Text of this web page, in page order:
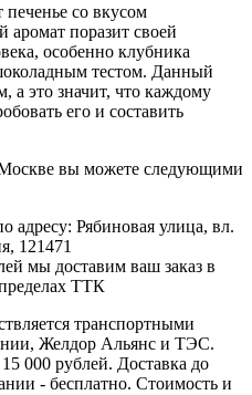
печенье со вкусом
поразит своей
особенно клубника
тестом. Данный
а это значит, что каждому
его и составить
вы можете следующими
адресу: Рябиновая улица, вл.
121471
мы доставим ваш заказ в
ТТК
транспортными
Желдор Альянс и ТЭС.
000 рублей. Доставка до
- бесплатно. Стоимость и